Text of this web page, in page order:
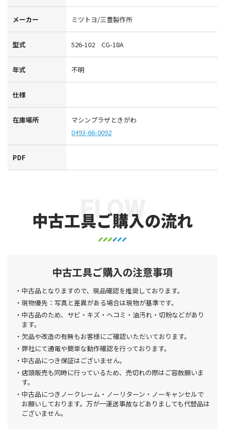
メーカー ミツトヨ/三豊製作所
型式 526-102 CG-18A
年式 不明
仕様
在庫場所
マシンプラザときがわ
0493-66-0092
PDF
中古工具ご購入の流れ
FLOW
中古工具ご購入の注意事項
中古品となりますので、現品確認を推奨しております。
現物優先：写真と差異がある場合は現物が基準です。
中古品のため、サビ・キズ・ヘコミ・油汚れ・切粉などがあり
ます。
欠品や改造の有無もお客様にご確認いただいております。
弊社にて通電や簡単な動作確認を行っております。
中古品につき保証はございません。
店頭販売も同時に行っているため、売切れの際はご容赦願いま
す。
中古品につきノークレーム・ノーリターン・ノーキャンセルで
お願いしております。万が一運送事故などありましても代替品は
ございません。